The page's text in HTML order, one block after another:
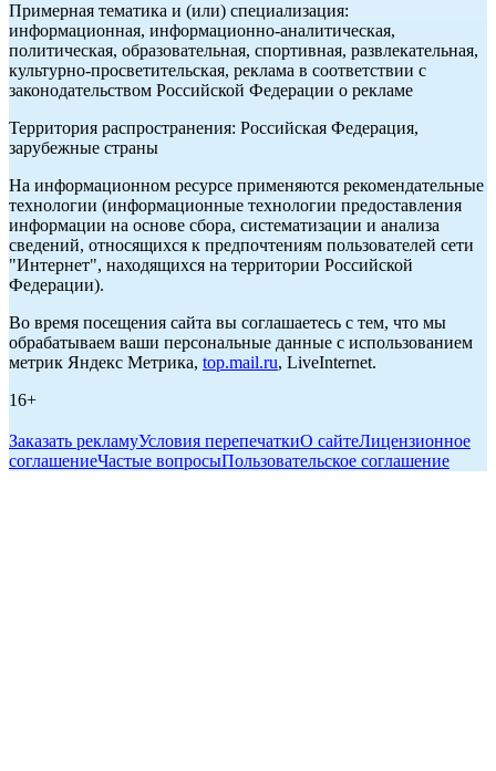
Примерная тематика и (или) специализация:
информационная, информационно-аналитическая,
политическая, образовательная, спортивная, развлекательная,
культурно-просветительская, реклама в соответствии с
законодательством Российской Федерации о рекламе
Территория распространения: Российская Федерация,
зарубежные страны
На информационном ресурсе применяются рекомендательные
технологии (информационные технологии предоставления
информации на основе сбора, систематизации и анализа
сведений, относящихся к предпочтениям пользователей сети
"Интернет", находящихся на территории Российской
Федерации).
Во время посещения сайта вы соглашаетесь с тем, что мы
обрабатываем ваши персональные данные с использованием
метрик Яндекс Метрика, top.mail.ru, LiveInternet.
16+
Заказать рекламуУсловия перепечаткиО сайтеЛицензионное
соглашениеЧастые вопросыПользовательское соглашение